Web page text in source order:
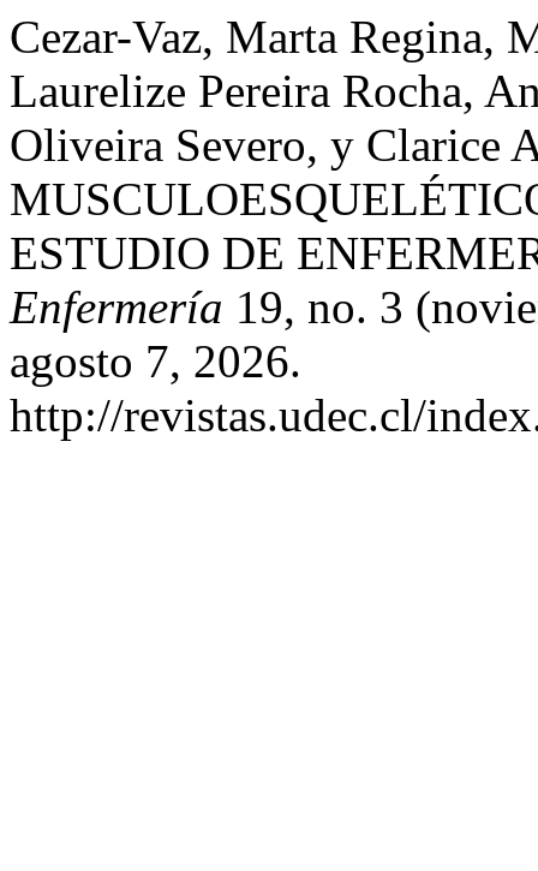
Cezar-Vaz, Marta Regina,
Laurelize Pereira Rocha,
Oliveira Severo, y Clarice
ESTUDIO DE
Enfermería 19, no. 3
agosto 7, 2026.
http://revistas.udec.cl/